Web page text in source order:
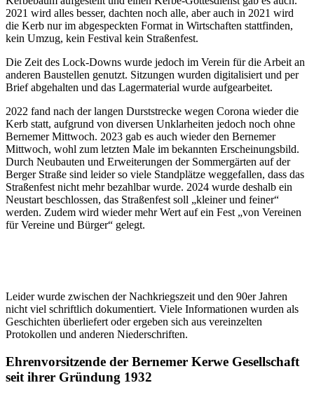
2021 wird alles besser, dachten noch alle, aber auch in 2021 wird
die Kerb nur im abgespeckten Format in Wirtschaften stattfinden,
kein Umzug, kein Festival kein Straßenfest.
Die Zeit des Lock-Downs wurde jedoch im Verein für die Arbeit an
anderen Baustellen genutzt. Sitzungen wurden digitalisiert und per
Brief abgehalten und das Lagermaterial wurde aufgearbeitet.
2022 fand nach der langen Durststrecke wegen Corona wieder die
Kerb statt, aufgrund von diversen Unklarheiten jedoch noch ohne
Bernemer Mittwoch. 2023 gab es auch wieder den Bernemer
Mittwoch, wohl zum letzten Male im bekannten Erscheinungsbild.
Durch Neubauten und Erweiterungen der Sommergärten auf der
Berger Straße sind leider so viele Standplätze weggefallen, dass das
Straßenfest nicht mehr bezahlbar wurde. 2024 wurde deshalb ein
Neustart beschlossen, das Straßenfest soll „kleiner und feiner“
werden. Zudem wird wieder mehr Wert auf ein Fest „von Vereinen
für Vereine und Bürger“ gelegt.
Leider wurde zwischen der Nachkriegszeit und den 90er Jahren
nicht viel schriftlich dokumentiert. Viele Informationen wurden als
Geschichten überliefert oder ergeben sich aus vereinzelten
Protokollen und anderen Niederschriften.
Ehrenvorsitzende der Bernemer Kerwe Gesellschaft
seit ihrer Gründung 1932